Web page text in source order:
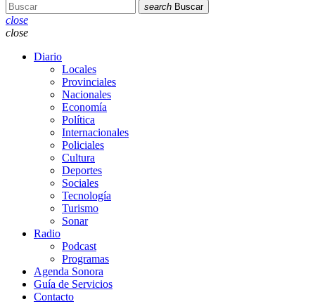
search Buscar
close
close
Diario
Locales
Provinciales
Nacionales
Economía
Política
Internacionales
Policiales
Cultura
Deportes
Sociales
Tecnología
Turismo
Sonar
Radio
Podcast
Programas
Agenda Sonora
Guía de Servicios
Contacto